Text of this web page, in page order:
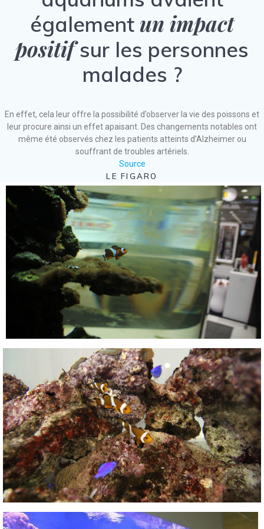
également un impact
positifsur les personnes
malades ?
En effet, cela leur offre la possibilité d’observer la vie des poissons et
leur procure ainsi un effet apaisant. Des changements notables ont
même été observés chez les patients atteints d’Alzheimer ou
souffrant de troubles artériels.
Source
LE FIGARO